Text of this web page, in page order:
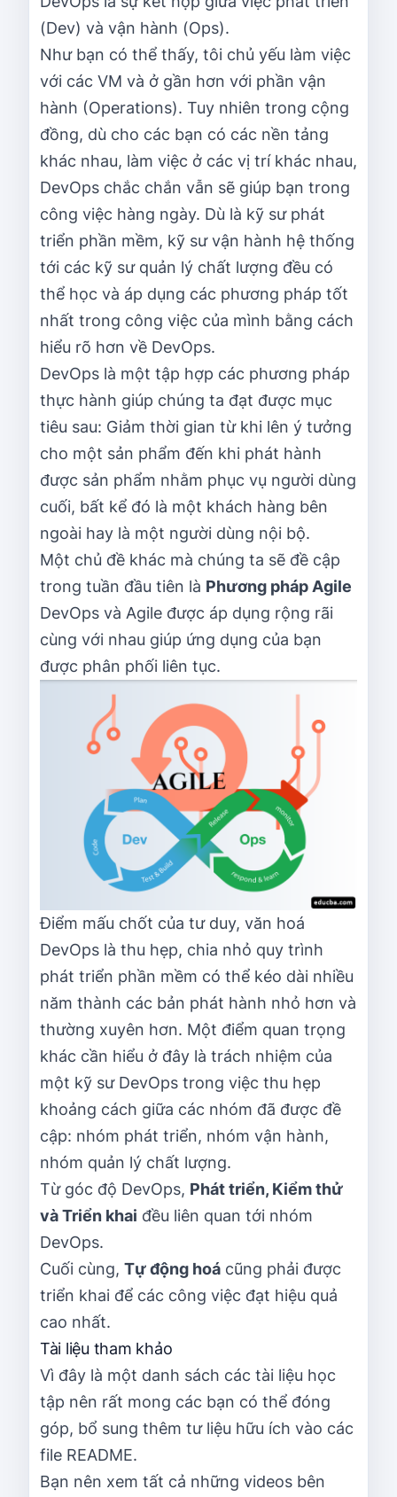
(Dev) và vận hành (Ops).
Như bạn có thể thấy, tôi chủ yếu làm việc
với các VM và ở gần hơn với phần vận
hành (Operations). Tuy nhiên trong cộng
đồng, dù cho các bạn có các nền tảng
khác nhau, làm việc ở các vị trí khác nhau,
DevOps chắc chắn vẫn sẽ giúp bạn trong
công việc hàng ngày. Dù là kỹ sư phát
triển phần mềm, kỹ sư vận hành hệ thống
tới các kỹ sư quản lý chất lượng đều có
thể học và áp dụng các phương pháp tốt
nhất trong công việc của mình bằng cách
hiểu rõ hơn về DevOps.
DevOps là một tập hợp các phương pháp
thực hành giúp chúng ta đạt được mục
tiêu sau: Giảm thời gian từ khi lên ý tưởng
cho một sản phẩm đến khi phát hành
được sản phẩm nhằm phục vụ người dùng
cuối, bất kể đó là một khách hàng bên
ngoài hay là một người dùng nội bộ.
Một chủ đề khác mà chúng ta sẽ đề cập
trong tuần đầu tiên là Phương pháp Agile
DevOps và Agile được áp dụng rộng rãi
cùng với nhau giúp ứng dụng của bạn
được phân phối liên tục.
Điểm mấu chốt của tư duy, văn hoá
DevOps là thu hẹp, chia nhỏ quy trình
phát triển phần mềm có thể kéo dài nhiều
năm thành các bản phát hành nhỏ hơn và
thường xuyên hơn. Một điểm quan trọng
khác cần hiểu ở đây là trách nhiệm của
một kỹ sư DevOps trong việc thu hẹp
khoảng cách giữa các nhóm đã được đề
cập: nhóm phát triển, nhóm vận hành,
nhóm quản lý chất lượng.
Từ góc độ DevOps, Phát triển, Kiểm thử
và Triển khai đều liên quan tới nhóm
DevOps.
Cuối cùng, Tự động hoá cũng phải được
triển khai để các công việc đạt hiệu quả
cao nhất.
Tài liệu tham khảo
Vì đây là một danh sách các tài liệu học
tập nên rất mong các bạn có thể đóng
góp, bổ sung thêm tư liệu hữu ích vào các
file README.
Bạn nên xem tất cả những videos bên